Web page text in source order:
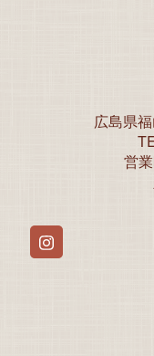
広島県
営
Instagram